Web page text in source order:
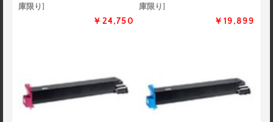
庫限り]
￥24,750
庫限り]
￥19,899